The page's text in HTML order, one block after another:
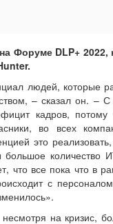
Форуме DLP+
людей, которые
– сказал он. –
кадров, потому
во всех
это
большое количество
что все пока что в
с
на кризис,